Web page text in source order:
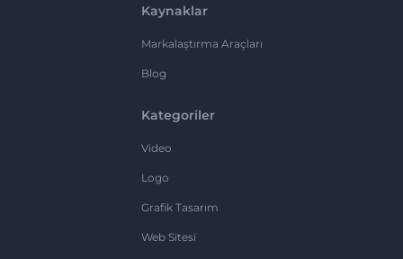
Kaynaklar
Markalaştırma Araçları
Blog
Kategoriler
Video
Logo
Grafik Tasarım
Web Sitesi